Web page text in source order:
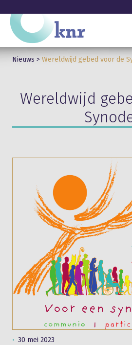
Nieuws > Wereldwijd gebed voor de
Wereldwijd
30 mei 2023